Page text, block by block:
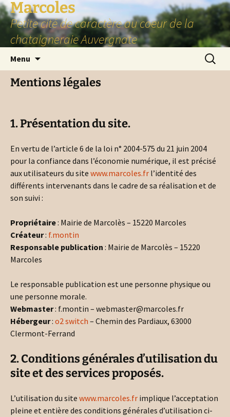
Aller
au
contenu
Marcoles
Petite cité de caractère au coeur de la
chataigneraie Auvergnate
Menu
Mentions légales
1. Présentation du site.
En vertu de l’article 6 de la loi n° 2004-575 du 21 juin 2004
pour la confiance dans l’économie numérique, il est précisé
aux utilisateurs du site www.marcoles.fr l’identité des
différents intervenants dans le cadre de sa réalisation et de
son suivi :
Propriétaire: Mairie de Marcolès – 15220 Marcoles
Créateur: f.montin
Responsable publication : Mairie de Marcolès – 15220
Marcoles
Le responsable publication est une personne physique ou
une personne morale.
Webmaster: f.montin – webmaster@marcoles.fr
Hébergeur: o2 switch – Chemin des Pardiaux, 63000
Clermont-Ferrand
2. Conditions générales d’utilisation du
site et des services proposés.
L’utilisation du site www.marcoles.fr implique l’acceptation
pleine et entière des conditions générales d’utilisation ci-